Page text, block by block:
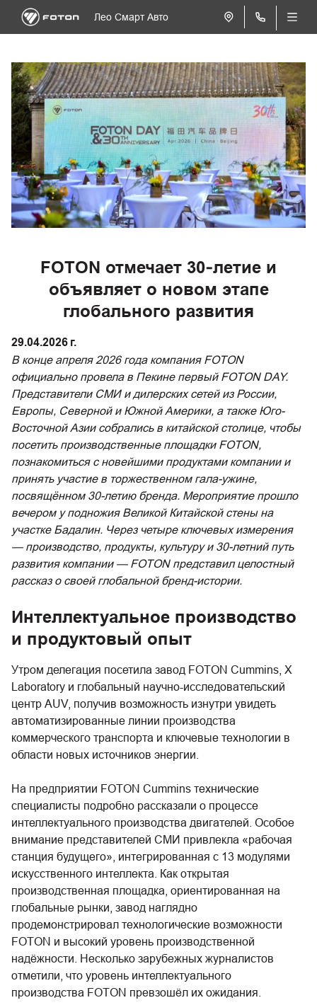
Лео Смарт Авто
FOTON отмечает 30‑летие и
объявляет о новом этапе
глобального развития
29.04.2026 г.
В конце апреля 2026 года компания FOTON
официально провела в Пекине первый FOTON DAY.
Представители СМИ и дилерских сетей из России,
Европы, Северной и Южной Америки, а также Юго-
Восточной Азии собрались в китайской столице, чтобы
посетить производственные площадки FOTON,
познакомиться с новейшими продуктами компании и
принять участие в торжественном гала-ужине,
посвящённом 30-летию бренда. Мероприятие прошло
вечером у подножия Великой Китайской стены на
участке Бадалин. Через четыре ключевых измерения
— производство, продукты, культуру и 30-летний путь
развития компании — FOTON представил целостный
рассказ о своей глобальной бренд-истории.
Интеллектуальное производство
и продуктовый опыт
Утром делегация посетила завод FOTON Cummins, X
Laboratory и глобальный научно-исследовательский
центр AUV, получив возможность изнутри увидеть
автоматизированные линии производства
коммерческого транспорта и ключевые технологии в
области новых источников энергии.
На предприятии FOTON Cummins технические
специалисты подробно рассказали о процессе
интеллектуального производства двигателей. Особое
внимание представителей СМИ привлекла «рабочая
станция будущего», интегрированная с 13 модулями
искусственного интеллекта. Как открытая
производственная площадка, ориентированная на
глобальные рынки, завод наглядно
продемонстрировал технологические возможности
FOTON и высокий уровень производственной
надёжности. Несколько зарубежных журналистов
отметили, что уровень интеллектуального
производства FOTON превзошёл их ожидания.